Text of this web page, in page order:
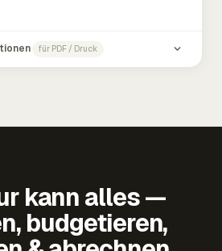
für PDF / Druck
kann alles —
budgetieren,